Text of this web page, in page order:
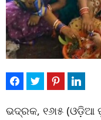
ଭଦ୍ରକ, ୧୬ା୫ (ଓଡ଼ିଆ